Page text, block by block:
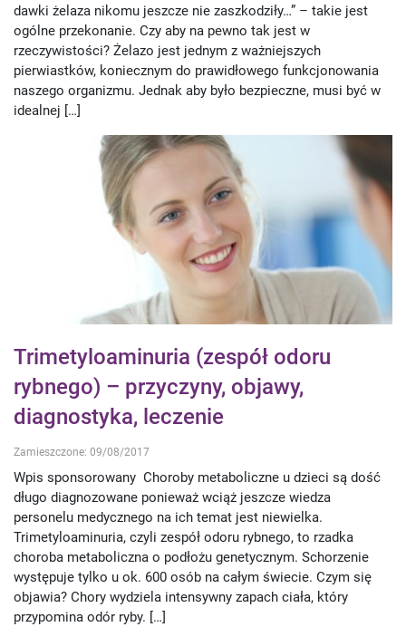
dawki żelaza nikomu jeszcze nie zaszkodziły…” – takie jest
ogólne przekonanie. Czy aby na pewno tak jest w
rzeczywistości? Żelazo jest jednym z ważniejszych
pierwiastków, koniecznym do prawidłowego funkcjonowania
naszego organizmu. Jednak aby było bezpieczne, musi być w
idealnej […]
Trimetyloaminuria (zespół odoru
rybnego) – przyczyny, objawy,
diagnostyka, leczenie
Zamieszczone: 09/08/2017
Wpis sponsorowany Choroby metaboliczne u dzieci są dość
długo diagnozowane ponieważ wciąż jeszcze wiedza
personelu medycznego na ich temat jest niewielka.
Trimetyloaminuria, czyli zespół odoru rybnego, to rzadka
choroba metaboliczna o podłożu genetycznym. Schorzenie
występuje tylko u ok. 600 osób na całym świecie. Czym się
objawia? Chory wydziela intensywny zapach ciała, który
przypomina odór ryby. […]